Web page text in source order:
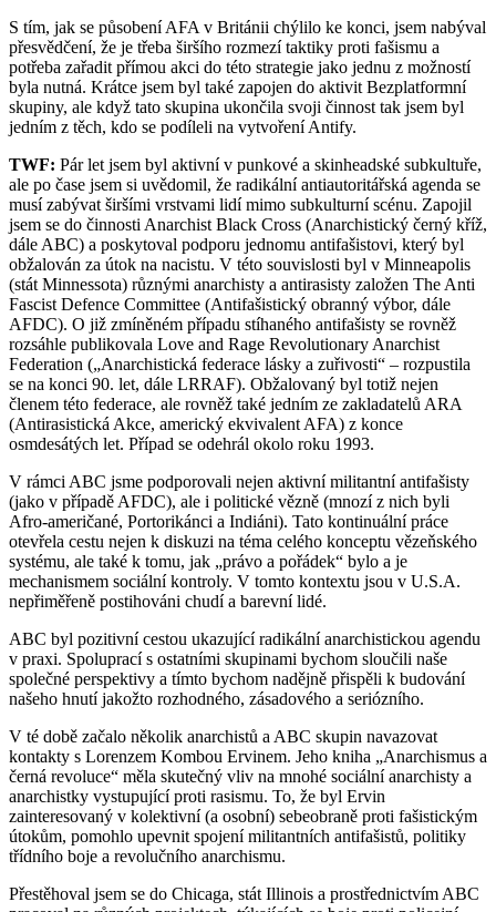
S tím, jak se působení AFA v Británii chýlilo ke konci, jsem nabýval
přesvědčení, že je třeba širšího rozmezí taktiky proti fašismu a
potřeba zařadit přímou akci do této strategie jako jednu z možností
byla nutná. Krátce jsem byl také zapojen do aktivit Bezplatformní
skupiny, ale když tato skupina ukončila svoji činnost tak jsem byl
jedním z těch, kdo se podíleli na vytvoření Antify.
TWF: Pár let jsem byl aktivní v punkové a skinheadské subkultuře,
ale po čase jsem si uvědomil, že radikální antiautoritářská agenda se
musí zabývat širšími vrstvami lidí mimo subkulturní scénu. Zapojil
jsem se do činnosti Anarchist Black Cross (Anarchistický černý kříž,
dále ABC) a poskytoval podporu jednomu antifašistovi, který byl
obžalován za útok na nacistu. V této souvislosti byl v Minneapolis
(stát Minnessota) různými anarchisty a antirasisty založen The Anti
Fascist Defence Committee (Antifašistický obranný výbor, dále
AFDC). O již zmíněném případu stíhaného antifašisty se rovněž
rozsáhle publikovala Love and Rage Revolutionary Anarchist
Federation („Anarchistická federace lásky a zuřivosti“ – rozpustila
se na konci 90. let, dále LRRAF). Obžalovaný byl totiž nejen
členem této federace, ale rovněž také jedním ze zakladatelů ARA
(Antirasistická Akce, americký ekvivalent AFA) z konce
osmdesátých let. Případ se odehrál okolo roku 1993.
V rámci ABC jsme podporovali nejen aktivní militantní antifašisty
(jako v případě AFDC), ale i politické vězně (mnozí z nich byli
Afro-američané, Portorikánci a Indiáni). Tato kontinuální práce
otevřela cestu nejen k diskuzi na téma celého konceptu vězeňského
systému, ale také k tomu, jak „právo a pořádek“ bylo a je
mechanismem sociální kontroly. V tomto kontextu jsou v U.S.A.
nepřiměřeně postihováni chudí a barevní lidé.
ABC byl pozitivní cestou ukazující radikální anarchistickou agendu
v praxi. Spoluprací s ostatními skupinami bychom sloučili naše
společné perspektivy a tímto bychom nadějně přispěli k budování
našeho hnutí jakožto rozhodného, zásadového a seriózního.
V té době začalo několik anarchistů a ABC skupin navazovat
kontakty s Lorenzem Kombou Ervinem. Jeho kniha „Anarchismus a
černá revoluce“ měla skutečný vliv na mnohé sociální anarchisty a
anarchistky vystupující proti rasismu. To, že byl Ervin
zainteresovaný v kolektivní (a osobní) sebeobraně proti fašistickým
útokům, pomohlo upevnit spojení militantních antifašistů, politiky
třídního boje a revolučního anarchismu.
Přestěhoval jsem se do Chicaga, stát Illinois a prostřednictvím ABC